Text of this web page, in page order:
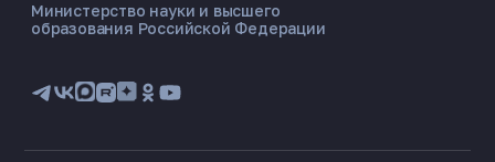
📋 Приёмная комиссия
🏠 Общежитие
Министерство науки и высшего
образования Российской Федерации